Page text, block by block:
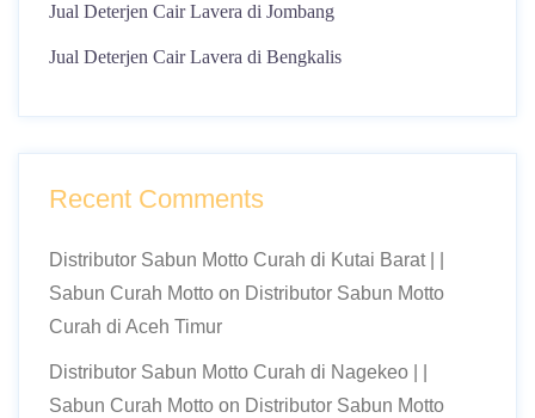
Jual Deterjen Cair Lavera di Jombang
Jual Deterjen Cair Lavera di Bengkalis
Recent Comments
Distributor Sabun Motto Curah di Kutai Barat | |
Sabun Curah Motto on Distributor Sabun Motto
Curah di Aceh Timur
Distributor Sabun Motto Curah di Nagekeo | |
Sabun Curah Motto on Distributor Sabun Motto